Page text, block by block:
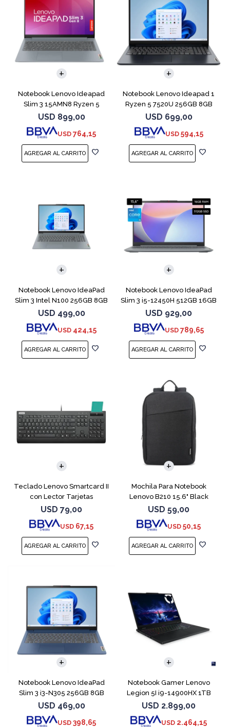
Notebook Lenovo Ideapad
Slim 3 15AMN8 Ryzen 5
7520U 512 16GB
USD 899,00
USD 764,15
Notebook Lenovo Ideapad 1
Ryzen 5 7520U 256GB 8GB
Abyss Blue
USD 699,00
USD 594,15
Notebook Lenovo IdeaPad
Slim 3 Intel N100 256GB 8GB
USD 499,00
USD 424,15
Notebook Lenovo IdeaPad
Slim 3 i5-12450H 512GB 16GB
15.6"
USD 929,00
USD 789,65
COMPARAR
Teclado Lenovo Smartcard II
con Lector Tarjetas
Inteligente
USD 79,00
USD 67,15
Mochila Para Notebook
Lenovo B210 15.6" Black
USD 59,00
USD 50,15
Notebook Lenovo IdeaPad
Slim 3 i3-N305 256GB 8GB
15.6" Blue
USD 469,00
USD 398,65
Notebook Gamer Lenovo
Legion 5I i9-14900HX 1TB
16GB RTX5070
USD 2.899,00
USD 2.464,15
COMPARAR